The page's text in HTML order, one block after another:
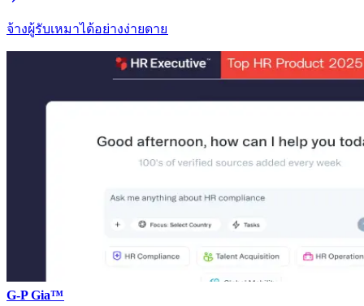
จ้างผู้รับเหมาได้อย่างง่ายดาย​​
G-P Gia™​​